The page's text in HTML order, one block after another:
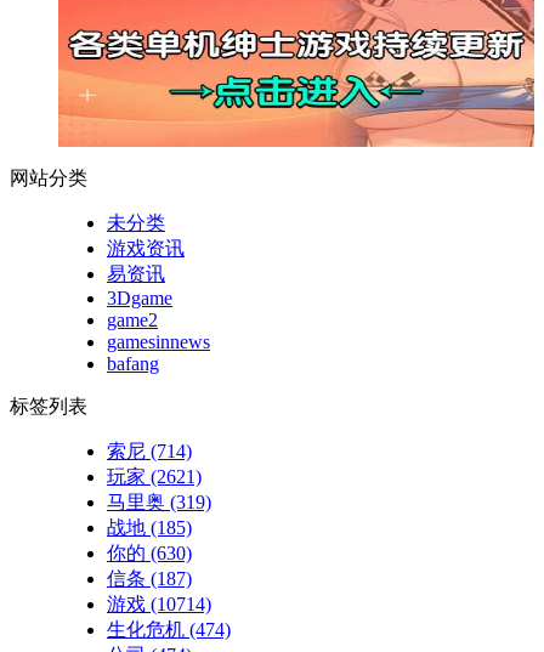
网站分类
未分类
游戏资讯
易资讯
3Dgame
game2
gamesinnews
bafang
标签列表
索尼 (714)
玩家 (2621)
马里奥 (319)
战地 (185)
你的 (630)
信条 (187)
游戏 (10714)
生化危机 (474)